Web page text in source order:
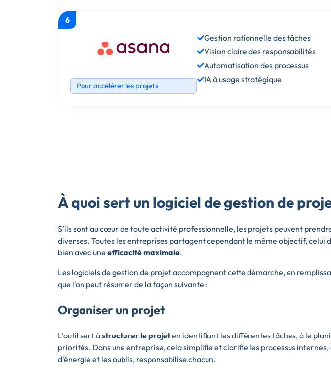
6
Pour accélérer les projets
Gestion rationnelle des tâches
Vision claire des responsabilités
Automatisation des processus
IA à usage stratégique
À quoi sert un logiciel de gestion de
S’ils sont au cœur de toute activité professionnelle, les projets peuvent
diverses. Toutes les entreprises partagent cependant le même objectif, celui
bien avec une efficacité maximale.
Les logiciels de gestion de projet accompagnent cette démarche, en
que l'on peut résumer de la façon suivante :
Organiser un projet
L'outil sert àstructurer le projeten identifiant les différentes tâches, à le
priorités. Dans une entreprise, cela simplifie et clarifie les processus internes,
d'énergie et les oublis, responsabilise chacun.